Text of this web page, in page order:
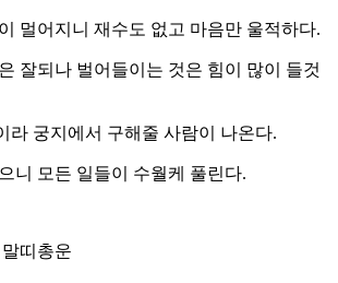
멀어지니 재수도 없고 마음만 울적하다.
잘되나 벌어들이는 것은 힘이 많이 들것
라 궁지에서 구해줄 사람이 나온다.
니 모든 일들이 수월케 풀린다.
띠총운